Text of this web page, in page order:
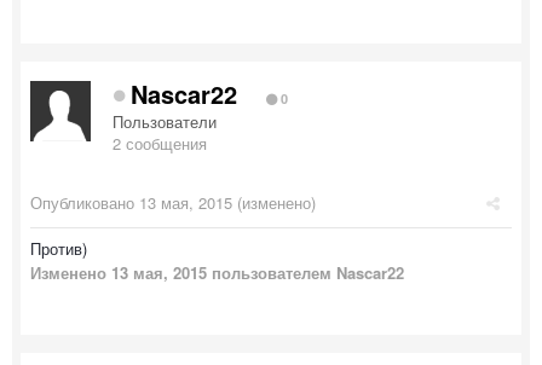
Nascar22 0
Пользователи
2 сообщения
Опубликовано 13 мая, 2015 (изменено)
Против)
Изменено 13 мая, 2015 пользователем Nascar22